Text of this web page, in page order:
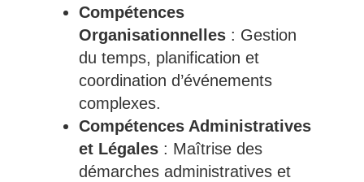
Compétences
Organisationnelles: Gestion
du temps, planification et
coordination d’événements
complexes.
Compétences Administratives
et Légales: Maîtrise des
démarches administratives et